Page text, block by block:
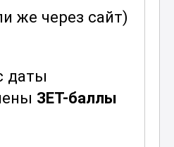
же через сайт)
даты
ЗЕТ-баллы